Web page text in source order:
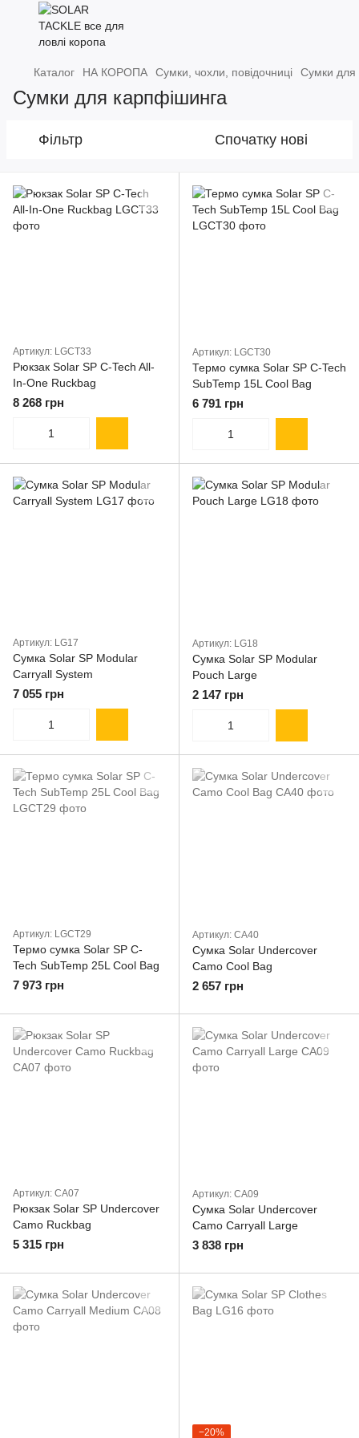
Каталог НА КОРОПА Сумки, чохли, повідочниці Сумки для
Сумки для карпфішинга
Фільтр Спочатку нові
Артикул: LGCT33
Рюкзак Solar SP C-Tech All-
In-One Ruckbag
8 268 грн
Артикул: LGCT30
Термо сумка Solar SP C-Tech
SubTemp 15L Cool Bag
6 791 грн
Артикул: LG17
Сумка Solar SP Modular
Carryall System
7 055 грн
Артикул: LG18
Сумка Solar SP Modular
Pouch Large
2 147 грн
Артикул: LGCT29
Термо сумка Solar SP C-
Tech SubTemp 25L Cool Bag
7 973 грн
Артикул: CA40
Сумка Solar Undercover
Camo Cool Bag
2 657 грн
Артикул: CA07
Рюкзак Solar SP Undercover
Camo Ruckbag
5 315 грн
Артикул: CA09
Сумка Solar Undercover
Camo Carryall Large
3 838 грн
−20%